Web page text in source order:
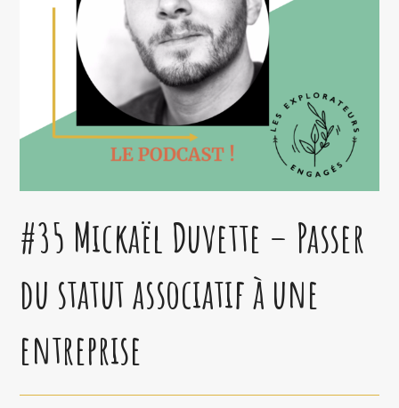
#35 Mickaël Duvette – Passer
du statut associatif à une
entreprise